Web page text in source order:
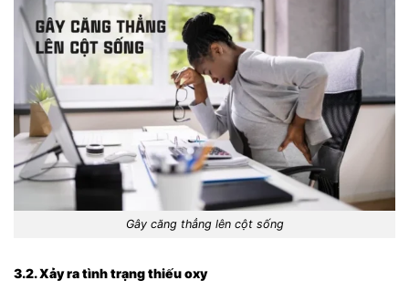
Gây căng thẳng lên cột sống
3.2. Xảy ra tình trạng thiếu oxy